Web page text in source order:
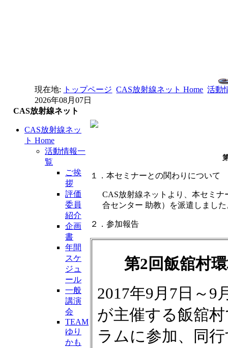
現在地: トップページ CAS放射線ネット Home 活動
2026年08月07日
CAS放射線ネット
CAS放射線ネッ
ト Home
活動情報一
覧
ご挨
拶
評価
委員
紹介
企画
書
年間
スケ
ジュ
ール
一般
講演
会
TEAM
ゆり
かも
１．本セミナーとの関わりについて
CAS放射線ネットより、本セミ
合センター 助教）を派遣しました
２．参加報告
第2回飯舘村
2017年9月7日～9
が主催する飯舘
ラムに参加、同